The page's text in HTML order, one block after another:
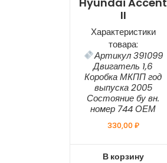
II
Характеристики
товара:
Артикул 391099
Двигатель 1,6
Коробка МКПП год
выпуска 2005
Состояние бу вн.
номер 744 ОЕМ
330,00₽
В корзину